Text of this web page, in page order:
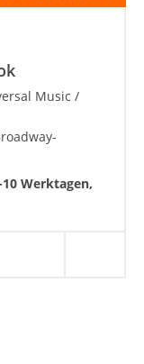
Music /
Werktagen,